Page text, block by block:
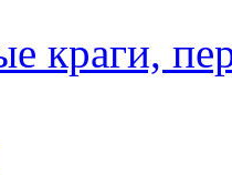
краги,